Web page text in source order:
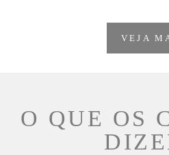
VEJA
O QUE OS